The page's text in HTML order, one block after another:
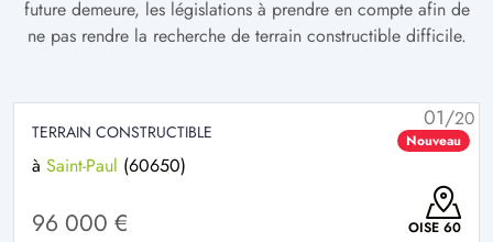
future demeure, les législations à prendre en compte afin de
ne pas rendre la recherche de terrain constructible difficile.
01/20
Nouveau
TERRAIN CONSTRUCTIBLE
à Saint-Paul (60650)
96 000 € OISE 60